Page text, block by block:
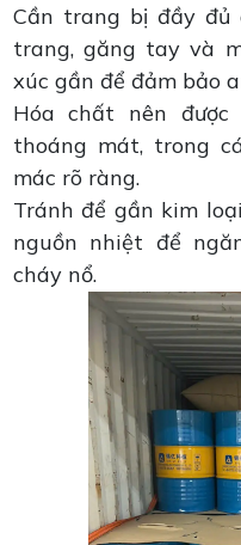
Cần trang bị đầy đủ
trang, găng tay và
xúc gần để đảm bảo
Hóa chất nên
thoáng mát, trong
mác rõ ràng.
Tránh để gần kim
nguồn nhiệt để
cháy nổ.